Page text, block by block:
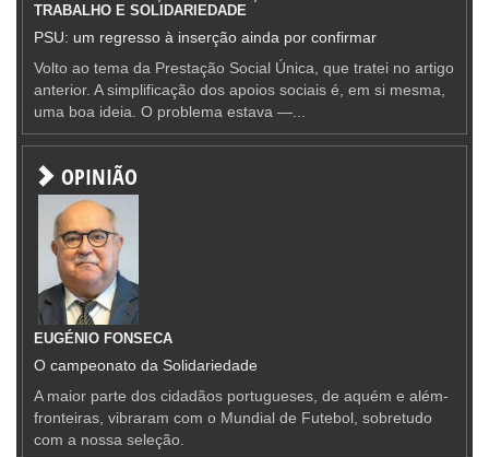
TRABALHO E SOLIDARIEDADE
PSU: um regresso à inserção ainda por confirmar
Volto ao tema da Prestação Social Única, que tratei no artigo
anterior. A simplificação dos apoios sociais é, em si mesma,
uma boa ideia. O problema estava —...
OPINIÃO
EUGÉNIO FONSECA
O campeonato da Solidariedade
A maior parte dos cidadãos portugueses, de aquém e além-
fronteiras, vibraram com o Mundial de Futebol, sobretudo
com a nossa seleção.